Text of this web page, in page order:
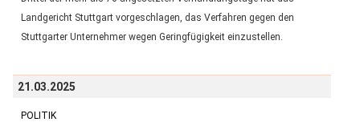
Landgericht Stuttgart vorgeschlagen, das Verfahren gegen den
Stuttgarter Unternehmer wegen Geringfügigkeit einzustellen.
21.03.2025
POLITIK